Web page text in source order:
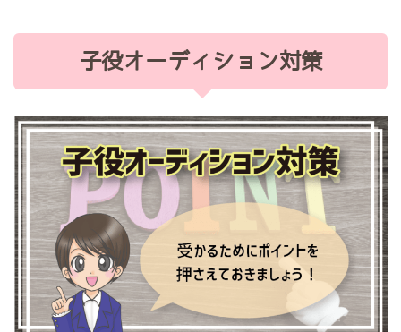
子役オーディション対策